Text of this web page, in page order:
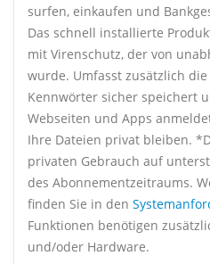
surfen, einkaufen und
Das schnell installierte
mit Virenschutz, der von
wurde. Umfasst zusätzlich
Kennwörter sicher speichert
Webseiten und Apps
Ihre Dateien privat bleiben.
privaten Gebrauch auf
des Abonnementzeitraums.
finden Sie in den
Funktionen benötigen
und/oder Hardware.